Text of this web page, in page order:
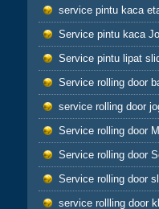
pasti kembali
hikmah 4
Apabila telah
bertebaranlah
karunia Allah dan
banyak agar kamu
uang,bisa
iman dan lain-lain.
ibadah
service pintu kaca
Service pintu kaca
Service pintu lipat
Service rolling door
service rolling door
Service rolling door
Service rolling door
Service rolling door
service rollling door